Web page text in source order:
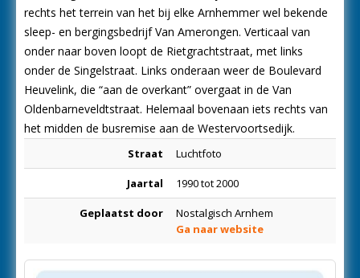
rechts het terrein van het bij elke Arnhemmer wel bekende
sleep- en bergingsbedrijf Van Amerongen. Verticaal van
onder naar boven loopt de Rietgrachtstraat, met links
onder de Singelstraat. Links onderaan weer de Boulevard
Heuvelink, die “aan de overkant” overgaat in de Van
Oldenbarneveldtstraat. Helemaal bovenaan iets rechts van
het midden de busremise aan de Westervoortsedijk.
Straat Luchtfoto
Jaartal 1990 tot 2000
Geplaatst door
Nostalgisch Arnhem
Ga naar website